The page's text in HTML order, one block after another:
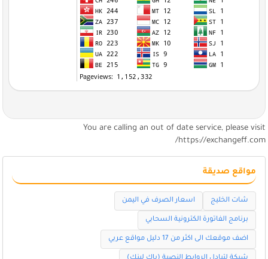
You are calling an out of date service, please visit
https://exchangeff.com/
مواقع صديقة
شات الخليج اسعار الصرف في اليمن
برنامج الفاتورة الكترونية السحابي
اضف موقعك الى اكثر من 17 دليل مواقع عربي